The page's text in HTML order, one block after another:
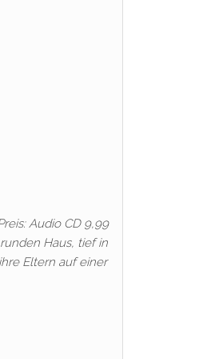
Audio CD 9,99
Haus, tief in
Eltern auf einer